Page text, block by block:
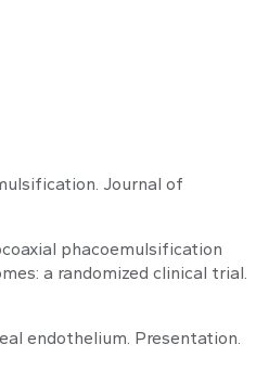
Journal of
phacoemulsification
a randomized clinical trial.
endothelium. Presentation.